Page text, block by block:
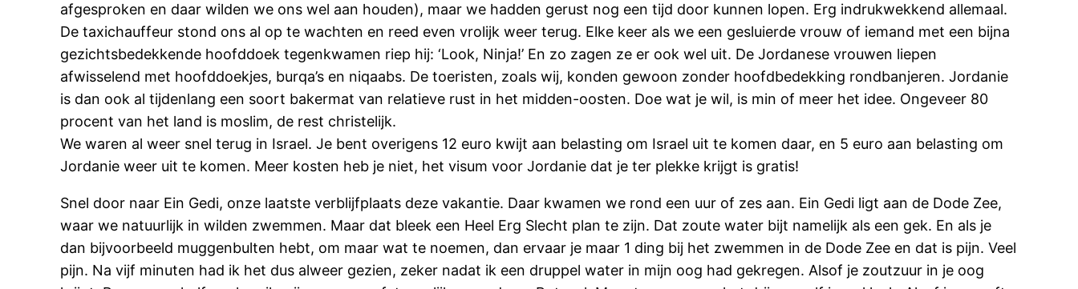
afgesproken en daar wilden we ons wel aan houden), maar we hadden gerust nog een tijd door kunnen lopen. Erg indrukwekkend allemaal.
De taxichauffeur stond ons al op te wachten en reed even vrolijk weer terug. Elke keer als we een gesluierde vrouw of iemand met een bijna
gezichtsbedekkende hoofddoek tegenkwamen riep hij: ‘Look, Ninja!’ En zo zagen ze er ook wel uit. De Jordanese vrouwen liepen
afwisselend met hoofddoekjes, burqa’s en niqaabs. De toeristen, zoals wij, konden gewoon zonder hoofdbedekking rondbanjeren. Jordanie
is dan ook al tijdenlang een soort bakermat van relatieve rust in het midden-oosten. Doe wat je wil, is min of meer het idee. Ongeveer 80
procent van het land is moslim, de rest christelijk.
We waren al weer snel terug in Israel. Je bent overigens 12 euro kwijt aan belasting om Israel uit te komen daar, en 5 euro aan belasting om
Jordanie weer uit te komen. Meer kosten heb je niet, het visum voor Jordanie dat je ter plekke krijgt is gratis!
Snel door naar Ein Gedi, onze laatste verblijfplaats deze vakantie. Daar kwamen we rond een uur of zes aan. Ein Gedi ligt aan de Dode Zee,
waar we natuurlijk in wilden zwemmen. Maar dat bleek een Heel Erg Slecht plan te zijn. Dat zoute water bijt namelijk als een gek. En als je
dan bijvoorbeeld muggenbulten hebt, om maar wat te noemen, dan ervaar je maar 1 ding bij het zwemmen in de Dode Zee en dat is pijn. Veel
pijn. Na vijf minuten had ik het dus alweer gezien, zeker nadat ik een druppel water in mijn oog had gekregen. Alsof je zoutzuur in je oog